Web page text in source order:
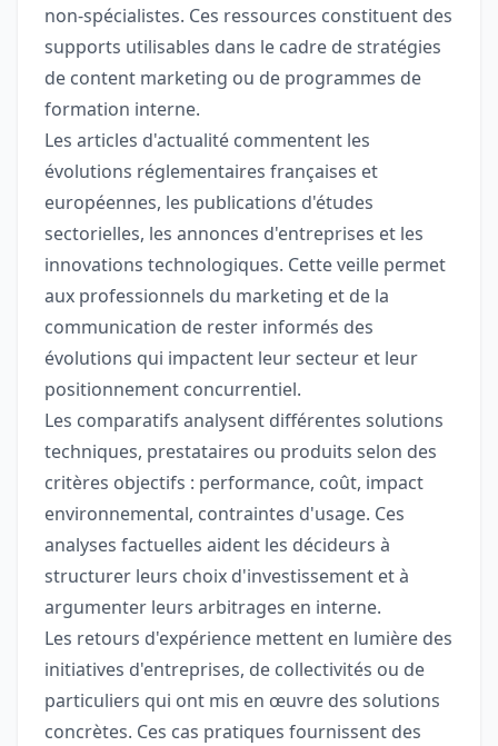
non-spécialistes. Ces ressources constituent des
supports utilisables dans le cadre de stratégies
de content marketing ou de programmes de
formation interne.
Les articles d'actualité commentent les
évolutions réglementaires françaises et
européennes, les publications d'études
sectorielles, les annonces d'entreprises et les
innovations technologiques. Cette veille permet
aux professionnels du marketing et de la
communication de rester informés des
évolutions qui impactent leur secteur et leur
positionnement concurrentiel.
Les comparatifs analysent différentes solutions
techniques, prestataires ou produits selon des
critères objectifs : performance, coût, impact
environnemental, contraintes d'usage. Ces
analyses factuelles aident les décideurs à
structurer leurs choix d'investissement et à
argumenter leurs arbitrages en interne.
Les retours d'expérience mettent en lumière des
initiatives d'entreprises, de collectivités ou de
particuliers qui ont mis en œuvre des solutions
concrètes. Ces cas pratiques fournissent des